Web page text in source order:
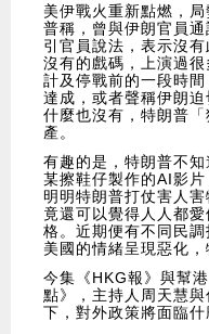
美伊戰火重新點燃，
普稱，曾與伊朗官員
引官員說法，表示沒
沒有的戲碼，上演過很
計及停戰前的一段時
達成，或者聲稱伊朗
什麼也沒有，特朗普
產。
有趣的是，特朗普不
某擦鞋仔製作的AI影片
明明特朗普打仗害人
竟還可以覺得人人都
格。近期便有不同民
美國的情緒呈現惡化，
今集《HKG報》與幫
點》，主持人周天慧
下，對外政策將面臨什